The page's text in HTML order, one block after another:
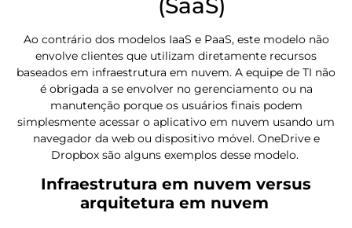
(SaaS)
Ao contrário dos modelos IaaS e PaaS, este modelo não
envolve clientes que utilizam diretamente recursos
baseados em infraestrutura em nuvem. A equipe de TI não
é obrigada a se envolver no gerenciamento ou na
manutenção porque os usuários finais podem
simplesmente acessar o aplicativo em nuvem usando um
navegador da web ou dispositivo móvel. OneDrive e
Dropbox são alguns exemplos desse modelo.
Infraestrutura em nuvem versus
arquitetura em nuvem